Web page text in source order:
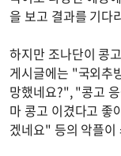
을 보고 결과를 기다
하지만 조나단이 콩
게시글에는 "국외추
망했네요?", "콩고
마 콩고 이겼다고 좋
겠네요" 등의 악플이